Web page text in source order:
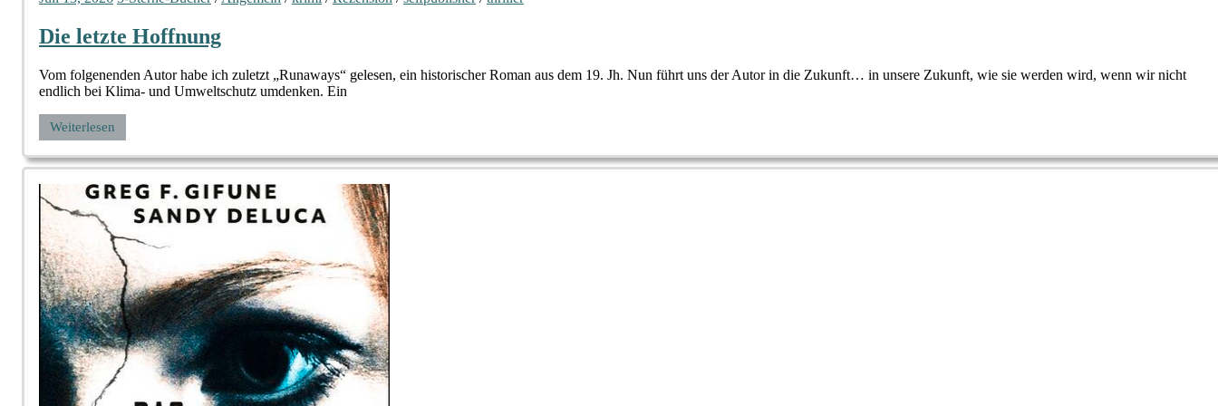
Die letzte Hoffnung
Vom folgenenden Autor habe ich zuletzt „Runaways“ gelesen, ein historischer Roman aus dem 19. Jh. Nun führt uns der Autor in die Zukunft… in unsere Zukunft, wie sie werden wird, wenn wir nicht
endlich bei Klima- und Umweltschutz umdenken. Ein
Weiterlesen